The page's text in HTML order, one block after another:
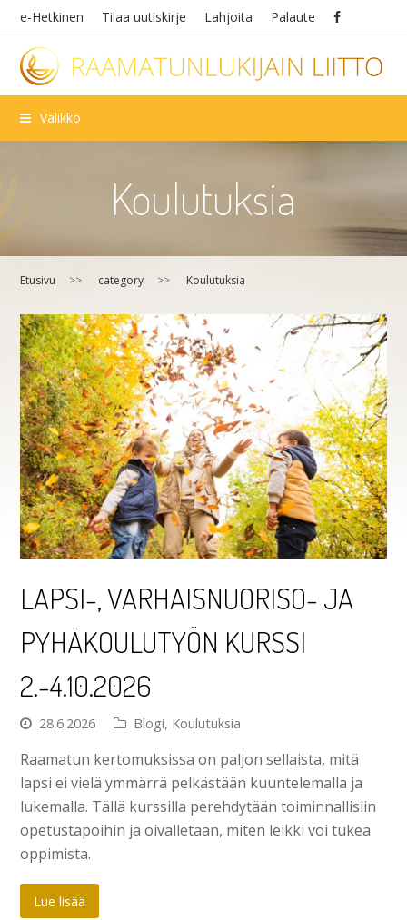
e-Hetkinen Tilaa uutiskirje Lahjoita Palaute
Valikko
Koulutuksia
Etusivu >> category >> Koulutuksia
LAPSI-, VARHAISNUORISO- JA
PYHÄKOULUTYÖN KURSSI
2.-4.10.2026
28.6.2026 Blogi, Koulutuksia
Raamatun kertomuksissa on paljon sellaista, mitä
lapsi ei vielä ymmärrä pelkästään kuuntelemalla ja
lukemalla. Tällä kurssilla perehdytään toiminnallisiin
opetustapoihin ja oivalletaan, miten leikki voi tukea
oppimista.
Lue lisää